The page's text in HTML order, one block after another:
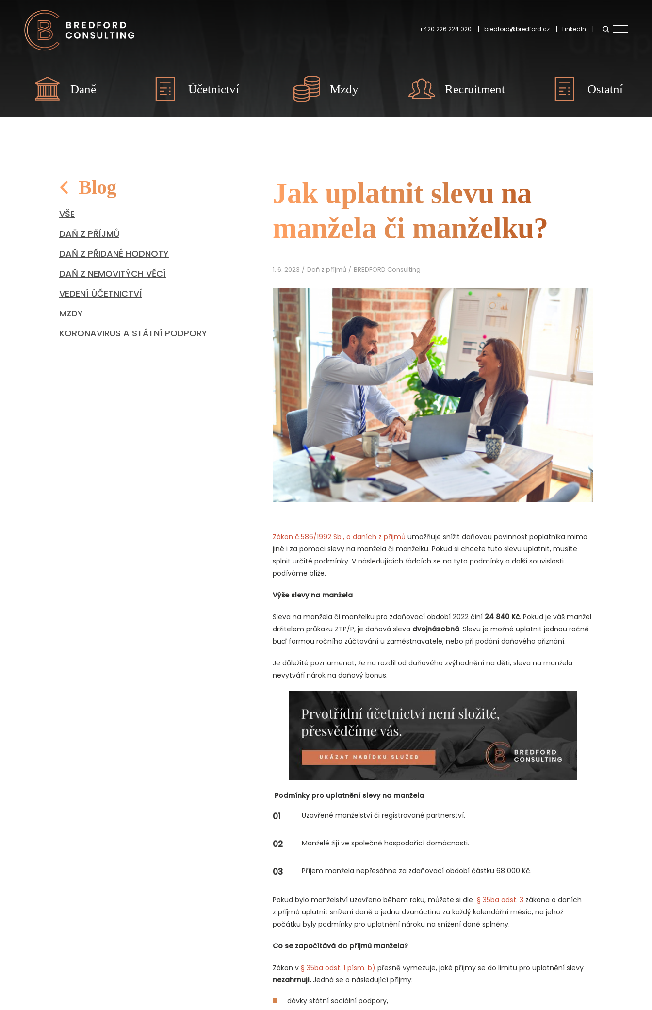
+420 226 224 020 bredford@bredford.cz LinkedIn
Daně Účetnictví Mzdy Recruitment Ostatní
Blog
VŠE
DAŇ Z PŘÍJMŮ
DAŇ Z PŘIDANÉ HODNOTY
DAŇ Z NEMOVITÝCH VĚCÍ
VEDENÍ ÚČETNICTVÍ
MZDY
KORONAVIRUS A STÁTNÍ PODPORY
Jak uplatnit slevu na
manžela či manželku?
1. 6. 2023 Daň z příjmů BREDFORD Consulting
Zákon č.586/1992 Sb., o daních z příjmů umožňuje snížit daňovou povinnost poplatníka mimo
jiné i za pomoci slevy na manžela či manželku. Pokud si chcete tuto slevu uplatnit, musíte
splnit určité podmínky. V následujících řádcích se na tyto podmínky a další souvislosti
podíváme blíže.
Výše slevy na manžela
Sleva na manžela či manželku pro zdaňovací období 2022 činí 24 840 Kč. Pokud je váš manžel
držitelem průkazu ZTP/P, je daňová sleva dvojnásobná. Slevu je možné uplatnit jednou ročně
buď formou ročního zúčtování u zaměstnavatele, nebo při podání daňového přiznání.
Je důležité poznamenat, že na rozdíl od daňového zvýhodnění na děti, sleva na manžela
nevytváří nárok na daňový bonus.
Podmínky pro uplatnění slevy na manžela
Uzavřené manželství či registrované partnerství.
Manželé žijí ve společně hospodařící domácnosti.
Příjem manžela nepřesáhne za zdaňovací období částku 68 000 Kč.
Pokud bylo manželství uzavřeno během roku, můžete si dle § 35ba odst. 3 zákona o daních
z příjmů uplatnit snížení daně o jednu dvanáctinu za každý kalendářní měsíc, na jehož
počátku byly podmínky pro uplatnění nároku na snížení daně splněny.
Co se započítává do příjmů manžela?
Zákon v § 35ba odst. 1 písm. b) přesně vymezuje, jaké příjmy se do limitu pro uplatnění slevy
nezahrnují.Jedná se o následující příjmy:
dávky státní sociální podpory,